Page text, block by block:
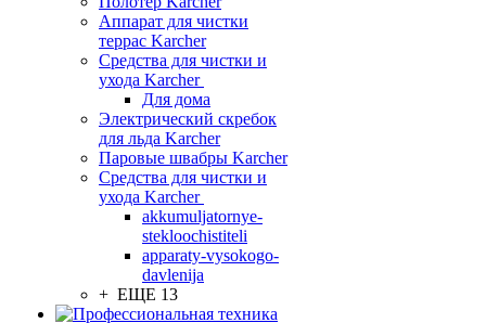
Аппарат для чистки
террас Karcher
Средства для чистки и
ухода Karcher
Для дома
Электрический скребок
для льда Karcher
Паровые швабры Karcher
Средства для чистки и
ухода Karcher
akkumuljatornye-
stekloochistiteli
apparaty-vysokogo-
davlenija
+ ЕЩЕ 13